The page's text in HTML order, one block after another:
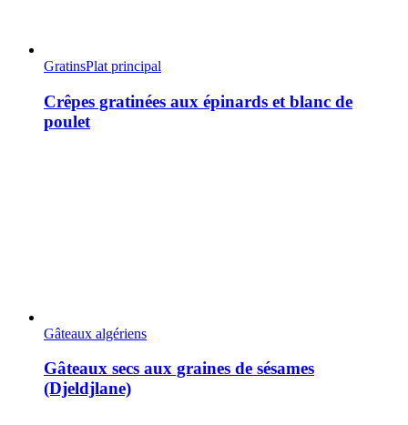
GratinsPlat principal
Crêpes gratinées aux épinards et blanc de
poulet
Gâteaux algériens
Gâteaux secs aux graines de sésames
(Djeldjlane)